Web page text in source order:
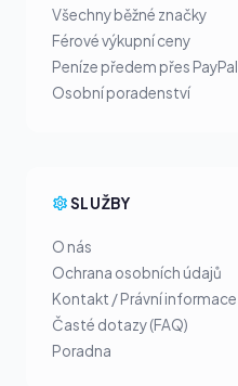
Všechny běžné značky
Férové výkupní ceny
Peníze předem přes PayPal
Osobní poradenství
SLUŽBY
O nás
Ochrana osobních údajů
Kontakt / Právní informace
Časté dotazy (FAQ)
Poradna